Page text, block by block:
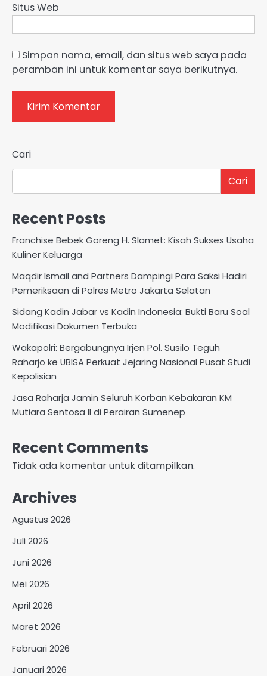
Situs Web
Simpan nama, email, dan situs web saya pada
peramban ini untuk komentar saya berikutnya.
Cari
Cari
Recent Posts
Franchise Bebek Goreng H. Slamet: Kisah Sukses Usaha
Kuliner Keluarga
Maqdir Ismail and Partners Dampingi Para Saksi Hadiri
Pemeriksaan di Polres Metro Jakarta Selatan
Sidang Kadin Jabar vs Kadin Indonesia: Bukti Baru Soal
Modifikasi Dokumen Terbuka
Wakapolri: Bergabungnya Irjen Pol. Susilo Teguh
Raharjo ke UBISA Perkuat Jejaring Nasional Pusat Studi
Kepolisian
Jasa Raharja Jamin Seluruh Korban Kebakaran KM
Mutiara Sentosa II di Perairan Sumenep
Recent Comments
Tidak ada komentar untuk ditampilkan.
Archives
Agustus 2026
Juli 2026
Juni 2026
Mei 2026
April 2026
Maret 2026
Februari 2026
Januari 2026